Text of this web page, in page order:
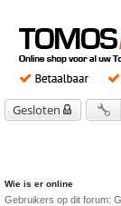
Gesloten
Wie is er online
Gebruikers op dit forum: